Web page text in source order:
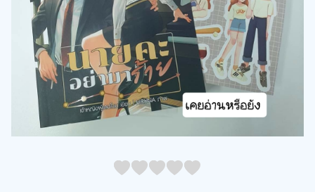
45
4
35
3
25
2
15
1
05